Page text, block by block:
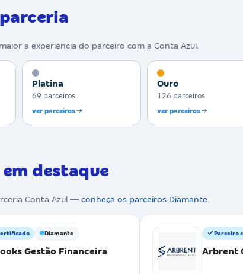
a experiência do parceiro com a Conta Azul.
Platina
69 parceiros
ver parceiros
Ouro
126 parceiros
ver parceiros
destaque
Conta Azul —conheça os parceiros Diamante
Diamante
Gestão Financeira
Parceiro
Arbrent